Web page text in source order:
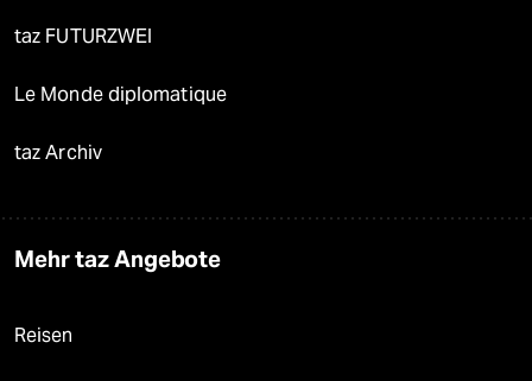
taz FUTURZWEI
Le Monde diplomatique
taz Archiv
Mehr taz Angebote
Reisen